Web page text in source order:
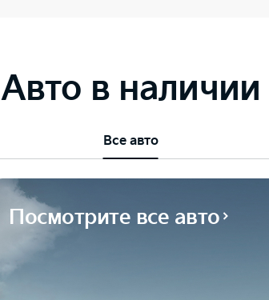
Авто в наличии
Все авто
Посмотрите все авто